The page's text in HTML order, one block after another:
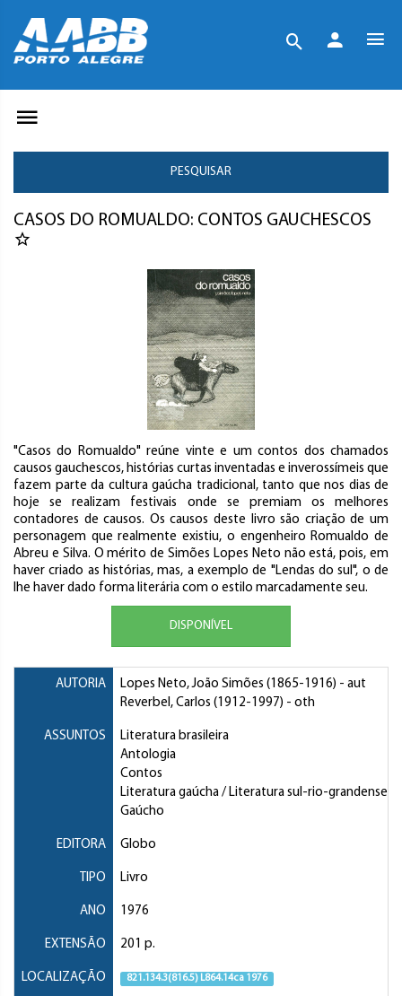
PESQUISAR
CASOS DO ROMUALDO: CONTOS GAUCHESCOS
"Casos do Romualdo" reúne vinte e um contos dos chamados
causos gauchescos, histórias curtas inventadas e inverossímeis que
fazem parte da cultura gaúcha tradicional, tanto que nos dias de
hoje se realizam festivais onde se premiam os melhores
contadores de causos. Os causos deste livro são criação de um
personagem que realmente existiu, o engenheiro Romualdo de
Abreu e Silva. O mérito de Simões Lopes Neto não está, pois, em
haver criado as histórias, mas, a exemplo de "Lendas do sul", o de
lhe haver dado forma literária com o estilo marcadamente seu.
DISPONÍVEL
AUTORIA Lopes Neto, João Simões (1865-1916) - aut
Reverbel, Carlos (1912-1997) - oth
ASSUNTOS
Literatura brasileira
Antologia
Contos
Literatura gaúcha / Literatura sul-rio-grandense
Gaúcho
EDITORA Globo
TIPO Livro
ANO 1976
EXTENSÃO 201 p.
LOCALIZAÇÃO 821.134.3(816.5) L864.14ca 1976